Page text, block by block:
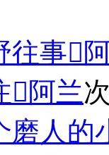
往事
阿兰
磨人的